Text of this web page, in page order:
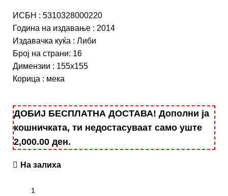
ИСБН : 5310328000220
Година на издавање : 2014
Издавачка куќа : Либи
Број на страни: 16
Димензии : 155х155
Корица : мека
ДОБИЈ БЕСПЛАТНА ДОСТАВА! Дополни ја
кошничката, ти недостасуваат само уште
2,000.00 ден.
На залиха